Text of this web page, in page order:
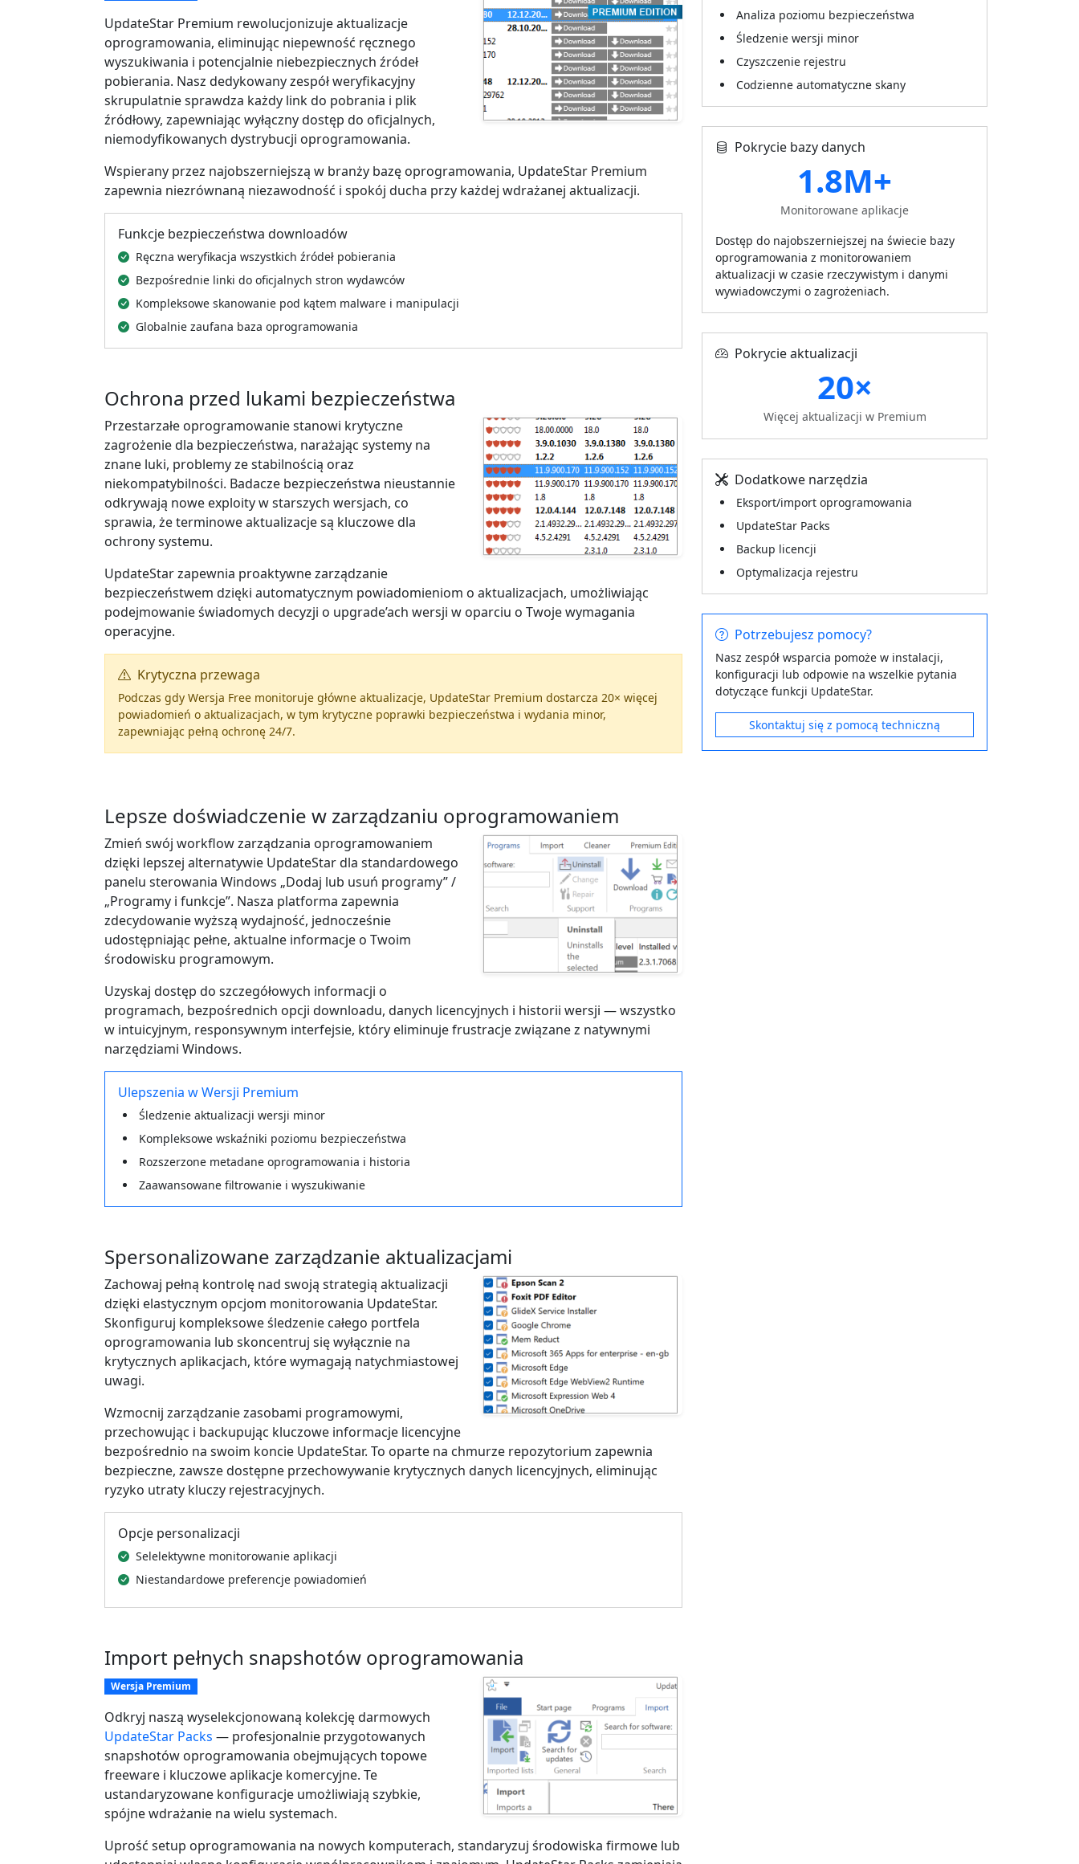
UpdateStar Premium rewolucjonizuje aktualizacje
oprogramowania, eliminując niepewność ręcznego
wyszukiwania i potencjalnie niebezpiecznych źródeł
pobierania. Nasz dedykowany zespół weryfikacyjny
skrupulatnie sprawdza każdy link do pobrania i plik
źródłowy, zapewniając wyłączny dostęp do oficjalnych,
niemodyfikowanych dystrybucji oprogramowania.
Wspierany przez najobszerniejszą w branży bazę oprogramowania, UpdateStar Premium
zapewnia niezrównaną niezawodność i spokój ducha przy każdej wdrażanej aktualizacji.
Funkcje bezpieczeństwa downloadów
Ręczna weryfikacja wszystkich źródeł pobierania
Bezpośrednie linki do oficjalnych stron wydawców
Kompleksowe skanowanie pod kątem malware i manipulacji
Globalnie zaufana baza oprogramowania
Ochrona przed lukami bezpieczeństwa
Przestarzałe oprogramowanie stanowi krytyczne
zagrożenie dla bezpieczeństwa, narażając systemy na
znane luki, problemy ze stabilnością oraz
niekompatybilności. Badacze bezpieczeństwa nieustannie
odkrywają nowe exploity w starszych wersjach, co
sprawia, że terminowe aktualizacje są kluczowe dla
ochrony systemu.
UpdateStar zapewnia proaktywne zarządzanie
bezpieczeństwem dzięki automatycznym powiadomieniom o aktualizacjach, umożliwiając
podejmowanie świadomych decyzji o upgrade’ach wersji w oparciu o Twoje wymagania
operacyjne.
Krytyczna przewaga
Podczas gdy Wersja Free monitoruje główne aktualizacje, UpdateStar Premium dostarcza 20× więcej
powiadomień o aktualizacjach, w tym krytyczne poprawki bezpieczeństwa i wydania minor,
zapewniając pełną ochronę 24/7.
Lepsze doświadczenie w zarządzaniu oprogramowaniem
Zmień swój workflow zarządzania oprogramowaniem
dzięki lepszej alternatywie UpdateStar dla standardowego
panelu sterowania Windows „Dodaj lub usuń programy” /
„Programy i funkcje”. Nasza platforma zapewnia
zdecydowanie wyższą wydajność, jednocześnie
udostępniając pełne, aktualne informacje o Twoim
środowisku programowym.
Uzyskaj dostęp do szczegółowych informacji o
programach, bezpośrednich opcji downloadu, danych licencyjnych i historii wersji — wszystko
w intuicyjnym, responsywnym interfejsie, który eliminuje frustracje związane z natywnymi
narzędziami Windows.
Ulepszenia w Wersji Premium
Śledzenie aktualizacji wersji minor
Kompleksowe wskaźniki poziomu bezpieczeństwa
Rozszerzone metadane oprogramowania i historia
Zaawansowane filtrowanie i wyszukiwanie
Spersonalizowane zarządzanie aktualizacjami
Zachowaj pełną kontrolę nad swoją strategią aktualizacji
dzięki elastycznym opcjom monitorowania UpdateStar.
Skonfiguruj kompleksowe śledzenie całego portfela
oprogramowania lub skoncentruj się wyłącznie na
krytycznych aplikacjach, które wymagają natychmiastowej
uwagi.
Wzmocnij zarządzanie zasobami programowymi,
przechowując i backupując kluczowe informacje licencyjne
bezpośrednio na swoim koncie UpdateStar. To oparte na chmurze repozytorium zapewnia
bezpieczne, zawsze dostępne przechowywanie krytycznych danych licencyjnych, eliminując
ryzyko utraty kluczy rejestracyjnych.
Opcje personalizacji
Selelektywne monitorowanie aplikacji
Niestandardowe preferencje powiadomień
Import pełnych snapshotów oprogramowania
Wersja Premium
Odkryj naszą wyselekcjonowaną kolekcję darmowych
UpdateStar Packs — profesjonalnie przygotowanych
snapshotów oprogramowania obejmujących topowe
freeware i kluczowe aplikacje komercyjne. Te
ustandaryzowane konfiguracje umożliwiają szybkie,
spójne wdrażanie na wielu systemach.
Uprość setup oprogramowania na nowych komputerach, standaryzuj środowiska firmowe lub
Analiza poziomu bezpieczeństwa
Śledzenie wersji minor
Czyszczenie rejestru
Codzienne automatyczne skany
Pokrycie bazy danych
1.8M+
Monitorowane aplikacje
Dostęp do najobszerniejszej na świecie bazy
oprogramowania z monitorowaniem
aktualizacji w czasie rzeczywistym i danymi
wywiadowczymi o zagrożeniach.
Pokrycie aktualizacji
20×
Więcej aktualizacji w Premium
Dodatkowe narzędzia
Eksport/import oprogramowania
UpdateStar Packs
Backup licencji
Optymalizacja rejestru
Potrzebujesz pomocy?
Nasz zespół wsparcia pomoże w instalacji,
konfiguracji lub odpowie na wszelkie pytania
dotyczące funkcji UpdateStar.
Skontaktuj się z pomocą techniczną